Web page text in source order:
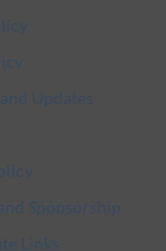
Updates
Sponsorship
Links